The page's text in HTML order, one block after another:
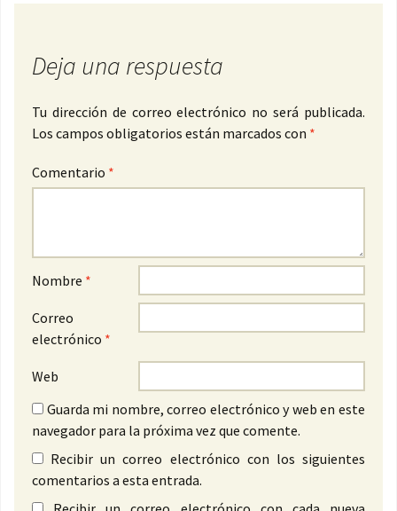
Deja una respuesta
Tu dirección de correo electrónico no será publicada.
Los campos obligatorios están marcados con *
Comentario *
Nombre *
Correo
electrónico *
Web
Guarda mi nombre, correo electrónico y web en este
navegador para la próxima vez que comente.
Recibir un correo electrónico con los siguientes
comentarios a esta entrada.